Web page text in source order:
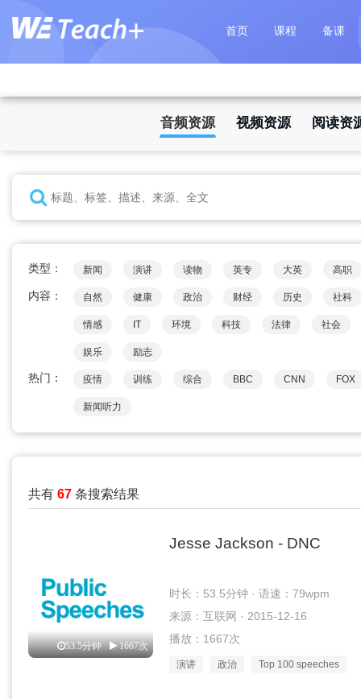
首页 课程 备课
音频资源 视频资源 阅读资
类型： 新闻 演讲 读物 英专 大英 高职
内容： 自然 健康 政治 财经 历史 社科
情感 IT 环境 科技 法律 社会
娱乐 励志
热门： 疫情 训练 综合 BBC CNN FOX
新闻听力
共有 67 条搜索结果
53.5分钟 1667次
Jesse Jackson - DNC
时长：53.5分钟 · 语速：79wpm
来源：互联网 · 2015-12-16
播放：1667次
演讲 政治 Top 100 speeches